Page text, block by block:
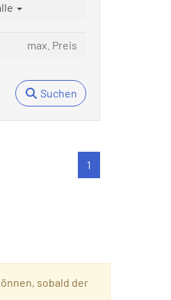
Suchen
1
sobald der